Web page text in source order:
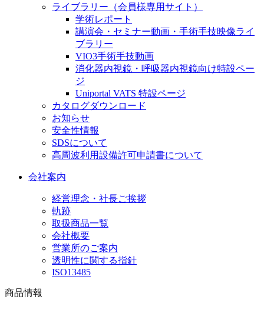
ライブラリー（会員様専用サイト）
学術レポート
講演会・セミナー動画・手術手技映像ライ
ブラリー
VIO3手術手技動画
消化器内視鏡・呼吸器内視鏡向け特設ペー
ジ
Uniportal VATS 特設ページ
カタログダウンロード
お知らせ
安全性情報
SDSについて
高周波利用設備許可申請書について
会社案内
経営理念・社長ご挨拶
軌跡
取扱商品一覧
会社概要
営業所のご案内
透明性に関する指針
ISO13485
商品情報